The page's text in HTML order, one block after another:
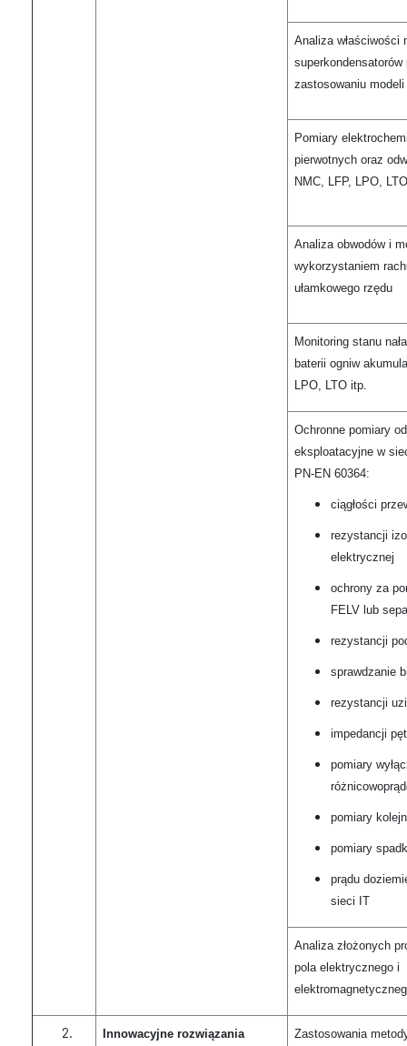
Analiza właściwości
zastosowaniu modeli
Pomiary
pierwotnych oraz
NMC, LFP, LPO,
Analiza obwodów i
wykorzystaniem
ułamkowego rzędu
Monitoring stanu
baterii ogniw
LPO, LTO itp.
Ochronne pomiary
eksploatacyjne w
PN-EN 60364:
ciągłości
rezystancji
elektrycznej
ochrony za
FELV lub
rezystancji
sprawdzanie
rezystancji
impedancji
pomiary
pomiary
pomiary
prądu
sieci IT
Analiza złożonych
pola elektrycznego i
Innowacyjne rozwiązania
Zastosowania